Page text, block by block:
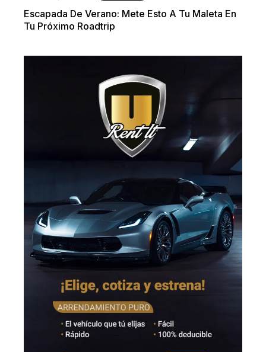
Escapada De Verano: Mete Esto A Tu Maleta En
Tu Próximo Roadtrip